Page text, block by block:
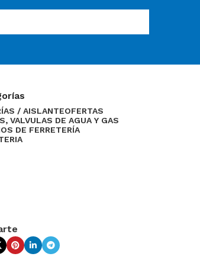
/ AISLANTEOFERTAS
VALVULAS DE AGUA Y GAS
DE FERRETERÍA